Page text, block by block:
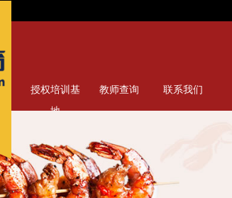
授权培训基
地
教师查询 联系我们